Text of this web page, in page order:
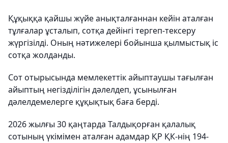
Құқыққа қайшы жүйе анықталғаннан кейін аталған
тұлғалар ұсталып, сотқа дейінгі тергеп-тексеру
жүргізілді. Оның нәтижелері бойынша қылмыстық іс
сотқа жолданды.
Сот отырысында мемлекеттік айыптаушы тағылған
айыптың негізділігін дәлелдеп, ұсынылған
дәлелдемелерге құқықтық баға берді.
2026 жылғы 30 қаңтарда Талдықорған қалалық
сотының үкімімен аталған адамдар ҚР ҚК-нің 194-